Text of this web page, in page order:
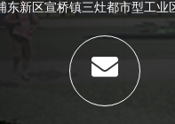
东新区宣桥镇三灶都市型工业